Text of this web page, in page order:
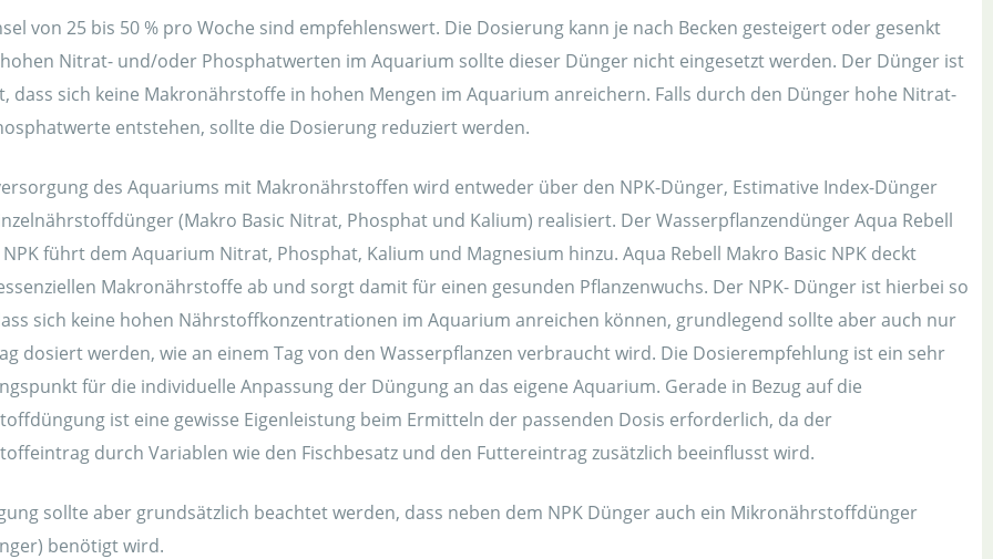
von 25 bis 50 % pro Woche sind empfehlenswert. Die Dosierung kann je nach Becken gesteigert oder gesenkt
Nitrat- und/oder Phosphatwerten im Aquarium sollte dieser Dünger nicht eingesetzt werden. Der Dünger ist
dass sich keine Makronährstoffe in hohen Mengen im Aquarium anreichern. Falls durch den Dünger hohe Nitrat-
entstehen, sollte die Dosierung reduziert werden.
des Aquariums mit Makronährstoffen wird entweder über den NPK-Dünger, Estimative Index-Dünger
(Makro Basic Nitrat, Phosphat und Kalium) realisiert. Der Wasserpflanzendünger Aqua Rebell
führt dem Aquarium Nitrat, Phosphat, Kalium und Magnesium hinzu. Aqua Rebell Makro Basic NPK deckt
Makronährstoffe ab und sorgt damit für einen gesunden Pflanzenwuchs. Der NPK- Dünger ist hierbei so
sich keine hohen Nährstoffkonzentrationen im Aquarium anreichen können, grundlegend sollte aber auch nur
dosiert werden, wie an einem Tag von den Wasserpflanzen verbraucht wird. Die Dosierempfehlung ist ein sehr
für die individuelle Anpassung der Düngung an das eigene Aquarium. Gerade in Bezug auf die
ist eine gewisse Eigenleistung beim Ermitteln der passenden Dosis erforderlich, da der
durch Variablen wie den Fischbesatz und den Futtereintrag zusätzlich beeinflusst wird.
sollte aber grundsätzlich beachtet werden, dass neben dem NPK Dünger auch ein Mikronährstoffdünger
benötigt wird.